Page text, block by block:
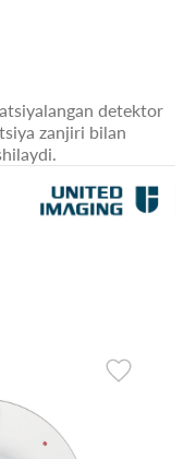
detektor
zanjiri bilan